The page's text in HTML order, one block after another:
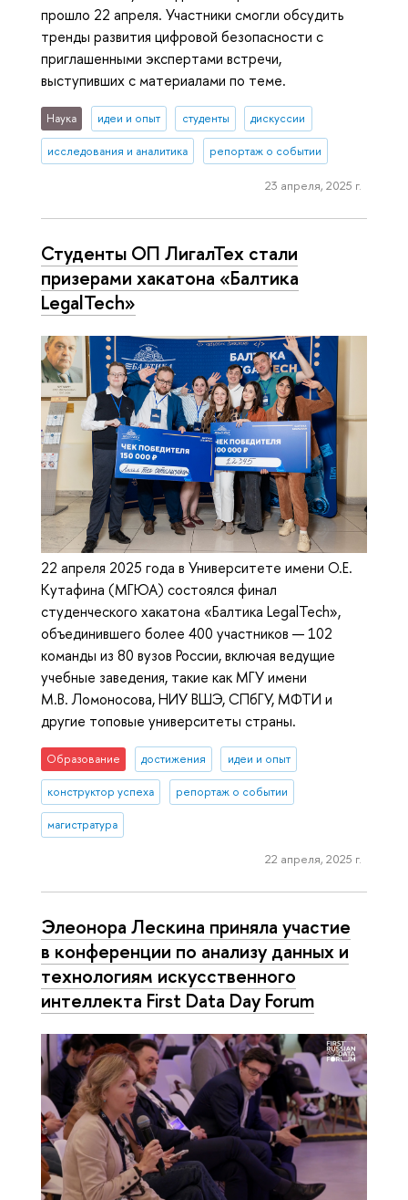
прошло 22 апреля. Участники смогли обсудить
тренды развития цифровой безопасности с
приглашенными экспертами встречи,
выступивших с материалами по теме.
Наука идеи и опыт студенты дискуссии
исследования и аналитика репортаж о событии
23 апреля, 2025 г.
Студенты ОП ЛигалТех стали
призерами хакатона «Балтика
LegalTech»
22 апреля 2025 года в Университете имени О.Е.
Кутафина (МГЮА) состоялся финал
студенческого хакатона «Балтика LegalTech»,
объединившего более 400 участников — 102
команды из 80 вузов России, включая ведущие
учебные заведения, такие как МГУ имени
М.В. Ломоносова, НИУ ВШЭ, СПбГУ, МФТИ и
другие топовые университеты страны.
Образование достижения идеи и опыт
конструктор успеха репортаж о событии
магистратура
22 апреля, 2025 г.
Элеонора Лескина приняла участие
в конференции по анализу данных и
технологиям искусственного
интеллекта First Data Day Forum